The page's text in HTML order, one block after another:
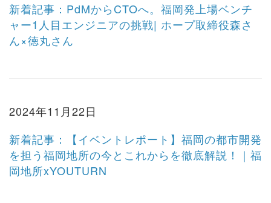
新着記事：PdMからCTOへ。福岡発上場ベンチ
ャー1人目エンジニアの挑戦| ホープ取締役森さ
ん×徳丸さん
2024年11月22日
新着記事：【イベントレポート】福岡の都市開発
を担う福岡地所の今とこれからを徹底解説！｜福
岡地所xYOUTURN